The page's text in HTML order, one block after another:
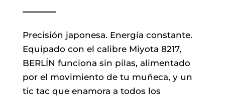
Precisión japonesa. Energía constante.
Equipado con el calibre Miyota 8217,
BERLÍN funciona sin pilas, alimentado
por el movimiento de tu muñeca, y un
tic tac que enamora a todos los